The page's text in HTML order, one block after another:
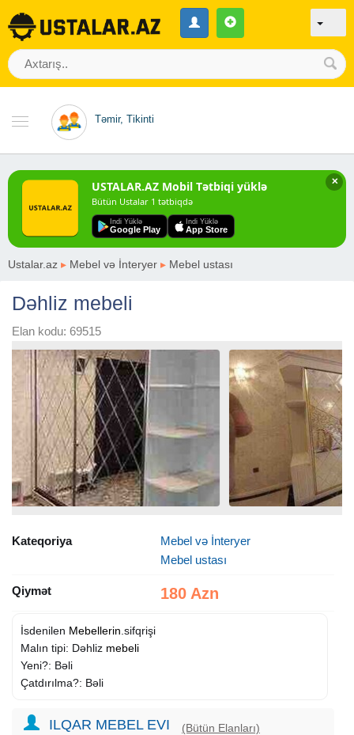
Təmir, Tikinti
✕
USTALAR.AZ Mobil Tətbiqi yüklə
Bütün Ustalar 1 tətbiqdə
Indi Yüklə
Google Play
Indi Yüklə
App Store
Ustalar.az ▸ Mebel və İnteryer ▸ Mebel ustası
Dəhliz mebeli
Elan kodu: 69515
Kateqoriya
Mebel və İnteryer
Mebel ustası
Qiymət 180 Azn
İsdenilen Mebellerin .sifqrişi
Malın tipi: Dəhliz mebeli
Yeni?: Bəli
Çatdırılma?: Bəli
ILQAR MEBEL EVI (Bütün Elanları)